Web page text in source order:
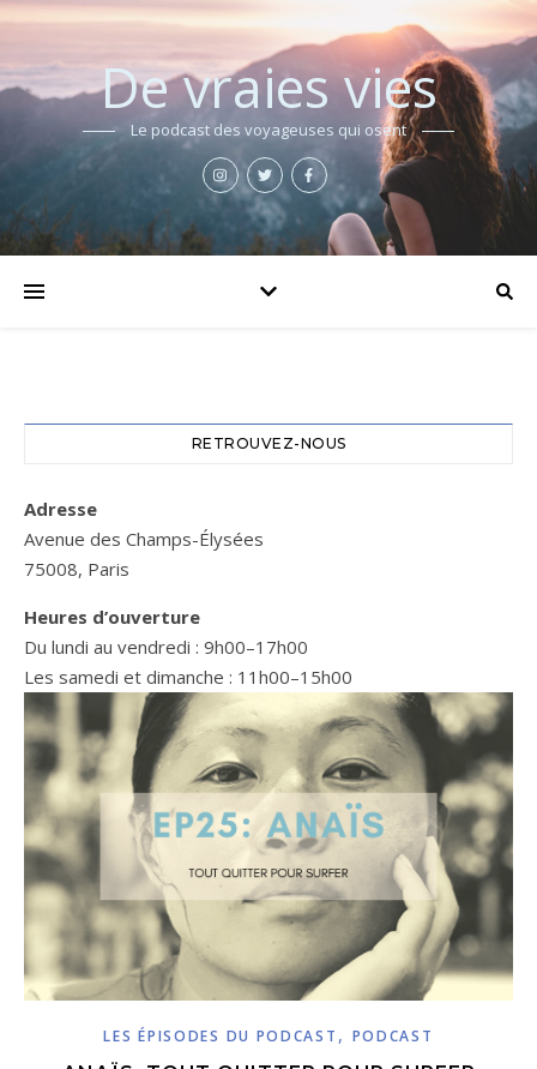
De vraies vies
Le podcast des voyageuses qui osent
RETROUVEZ-NOUS
Adresse
Avenue des Champs-Élysées
75008, Paris
Heures d’ouverture
Du lundi au vendredi : 9h00–17h00
Les samedi et dimanche : 11h00–15h00
LES ÉPISODES DU PODCAST , PODCAST